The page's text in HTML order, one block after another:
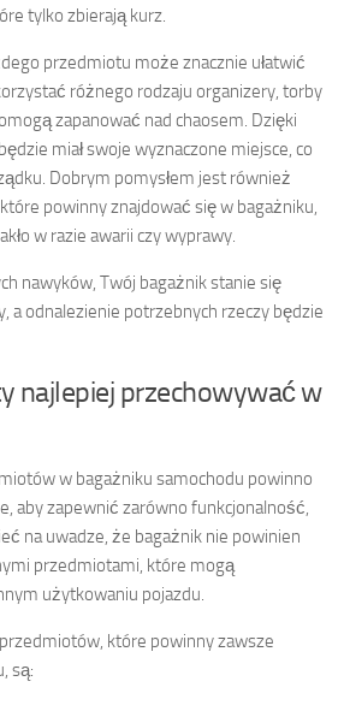
tylko zbierają kurz.
przedmiotu może znacznie ułatwić
różnego rodzaju organizery, torby
zapanować nad chaosem. Dzięki
miał swoje wyznaczone miejsce, co
Dobrym pomysłem jest również
powinny znajdować się w bagażniku,
w razie awarii czy wyprawy.
nawyków, Twój bagażnik stanie się
a odnalezienie potrzebnych rzeczy będzie
najlepiej przechowywać w
w bagażniku samochodu powinno
aby zapewnić zarówno funkcjonalność,
na uwadze, że bagażnik nie powinien
przedmiotami, które mogą
użytkowaniu pojazdu.
które powinny zawsze
są: